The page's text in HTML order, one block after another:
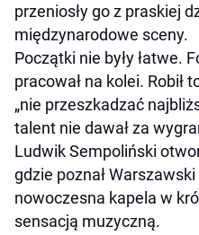
przeniosły go z praskiej
międzynarodowe sceny.
Początki nie były łatwe.
pracował na kolei. Robił
„nie przeszkadzać
talent nie dawał za
Ludwik Sempoliński
gdzie poznał
nowoczesna kapela w
sensacją muzyczną.